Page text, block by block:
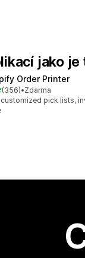
jako je
Order Printer
hvězd
(356)počet recenzí: 356
•Zdarma
customized pick lists,